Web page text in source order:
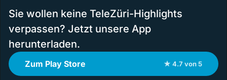
Sie wollen keine TeleZüri-Highlights
verpassen? Jetzt unsere App
herunterladen.
Zum Play Store ★ 4.7 von 5